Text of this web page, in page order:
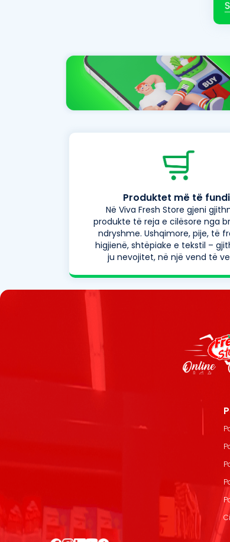
Produktet më të
Në Viva Fresh Store gjeni
produkte të reja e cilësore nga
ndryshme. Ushqimore, pije, të
higjienë, shtëpiake e tekstil –
ju nevojitet, në një vend të